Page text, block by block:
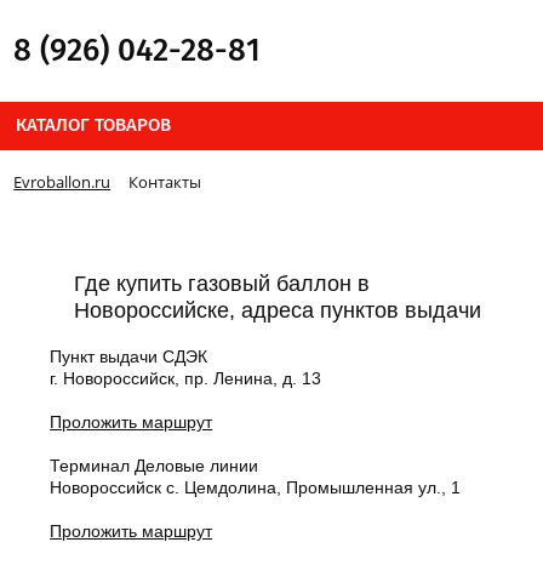
8 (926) 042-28-81
КАТАЛОГ ТОВАРОВ
Evroballon.ru Контакты
Где купить газовый баллон в
Новороссийске, адреса пунктов выдачи
Пункт выдачи СДЭК
г. Новороссийск, пр. Ленина, д. 13
Проложить маршрут
Терминал Деловые линии
Новороссийск с. Цемдолина, Промышленная ул., 1
Проложить маршрут